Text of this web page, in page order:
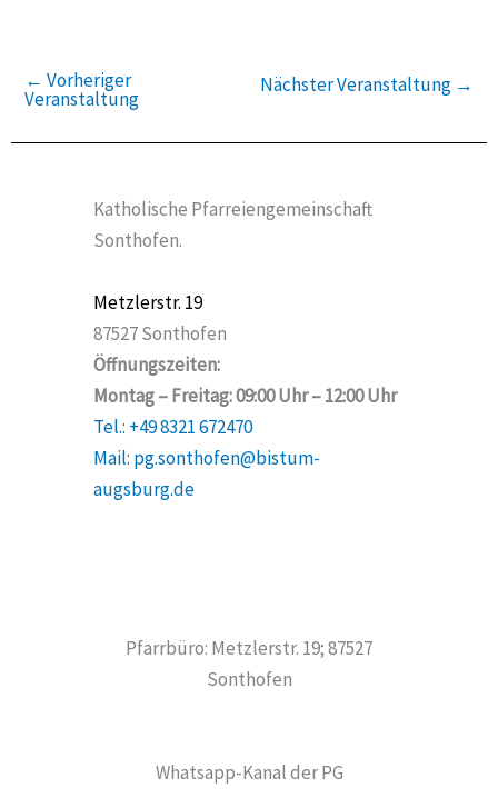
← Vorheriger
Veranstaltung
Nächster Veranstaltung →
Katholische Pfarreiengemeinschaft
Sonthofen.
Metzlerstr. 19
87527 Sonthofen
Öffnungszeiten:
Montag – Freitag: 09:00 Uhr – 12:00 Uhr
Tel.: +49 8321 672470
Mail: pg.sonthofen@bistum-
augsburg.de
Pfarrbüro: Metzlerstr. 19; 87527
Sonthofen
Whatsapp-Kanal der PG